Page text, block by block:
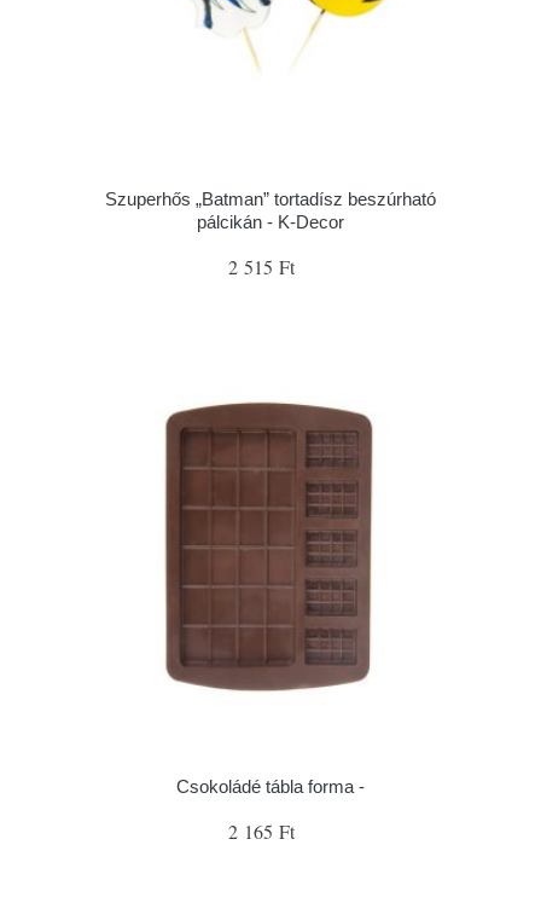
Szuperhős „Batman” tortadísz beszúrható
pálcikán - K-Decor
2 515 Ft
Csokoládé tábla forma -
2 165 Ft